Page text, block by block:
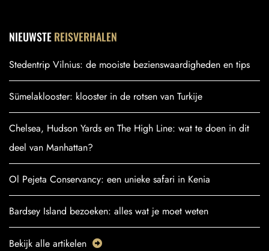
NIEUWSTEREISVERHALEN
Stedentrip Vilnius: de mooiste bezienswaardigheden en tips
Sümelaklooster: klooster in de rotsen van Turkije
Chelsea, Hudson Yards en The High Line: wat te doen in dit
deel van Manhattan?
Ol Pejeta Conservancy: een unieke safari in Kenia
Bardsey Island bezoeken: alles wat je moet weten
Bekijk alle artikelen